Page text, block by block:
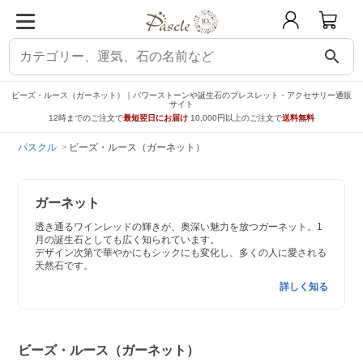
search
ビーズ・ルース（ガーネット）｜パワーストーンや誕生石のブレスレット・アクセサリー通販
サイト
12時までのご注文で最短翌日にお届け 10,000円以上のご注文で送料無料
パスクル ビーズ・ルース（ガーネット）
ガーネット
透き通るワインレッドの輝きが、奥深い魅力を放つガーネット。1
月の誕生石としても広く知られています。
デザイン次第で華やかにもシックにも変化し、多くの人に愛される
天然石です。
詳しく知る
ビーズ・ルース（ガーネット）